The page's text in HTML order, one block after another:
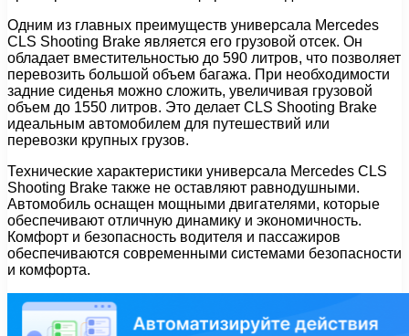
Одним из главных преимуществ универсала Mercedes
CLS Shooting Brake является его грузовой отсек. Он
обладает вместительностью до 590 литров, что позволяет
перевозить большой объем багажа. При необходимости
задние сиденья можно сложить, увеличивая грузовой
объем до 1550 литров. Это делает CLS Shooting Brake
идеальным автомобилем для путешествий или
перевозки крупных грузов.
Технические характеристики универсала Mercedes CLS
Shooting Brake также не оставляют равнодушными.
Автомобиль оснащен мощными двигателями, которые
обеспечивают отличную динамику и экономичность.
Комфорт и безопасность водителя и пассажиров
обеспечиваются современными системами безопасности
и комфорта.